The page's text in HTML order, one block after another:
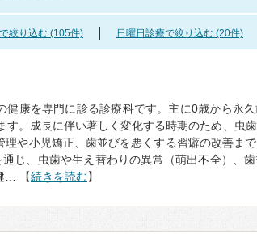
絞り込む (105件) 日曜日診療で絞り込む (20件)
健康を専門に診る診療科です。主に0歳から永
す。成長に伴い著しく変化する時期のため、虫
や小児矯正、歯並びを悪くする習癖の改善ま
じ、虫歯や生え替わりの異常（萌出不全）、
… 【続きを読む】